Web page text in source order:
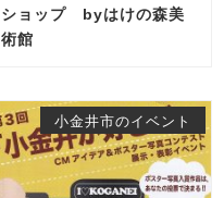
ショップ byはけの森美
術館
小金井市のイベント